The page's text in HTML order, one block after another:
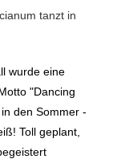
wurde eine
"Dancing
den Sommer -
Toll geplant,